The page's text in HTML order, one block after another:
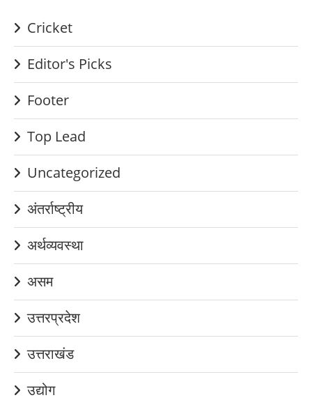
Cricket
Editor's Picks
Footer
Top Lead
Uncategorized
अंतर्राष्ट्रीय
अर्थव्यवस्था
असम
उत्तरप्रदेश
उत्तराखंड
उद्योग